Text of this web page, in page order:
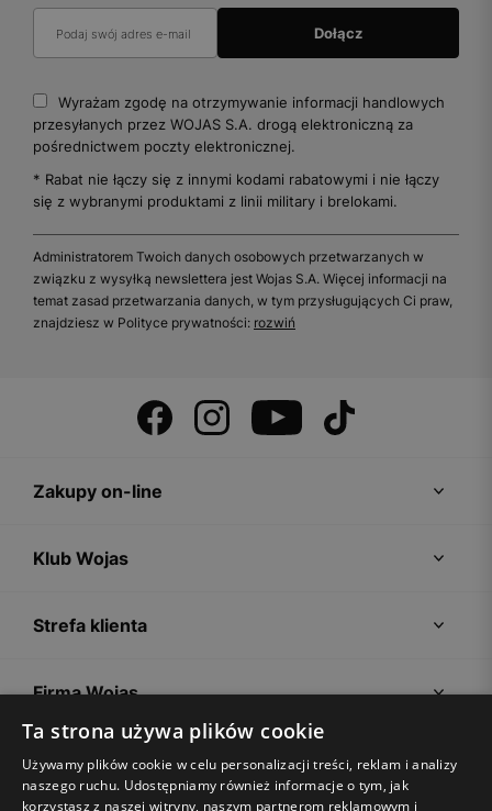
Wyrażam zgodę na otrzymywanie informacji handlowych
przesyłanych przez WOJAS S.A. drogą elektroniczną za
pośrednictwem poczty elektronicznej.
* Rabat nie łączy się z innymi kodami rabatowymi i nie łączy
się z wybranymi produktami z linii military i brelokami.
Administratorem Twoich danych osobowych przetwarzanych w
związku z wysyłką newslettera jest Wojas S.A. Więcej informacji na
temat zasad przetwarzania danych, w tym przysługujących Ci praw,
znajdziesz w Polityce prywatności: rozwiń
Zakupy on-line
Klub Wojas
Strefa klienta
Firma Wojas
Porady
Ta strona używa plików cookie
Używamy plików cookie w celu personalizacji treści, reklam i analizy
naszego ruchu. Udostępniamy również informacje o tym, jak
korzystasz z naszej witryny, naszym partnerom reklamowym i